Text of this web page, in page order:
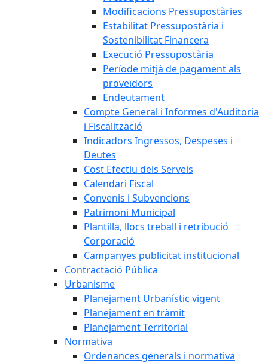
Modificacions Pressupostàries
Estabilitat Pressupostària i
Sostenibilitat Financera
Execució Pressupostària
Període mitjà de pagament als
proveïdors
Endeutament
Compte General i Informes d'Auditoria
i Fiscalització
Indicadors Ingressos, Despeses i
Deutes
Cost Efectiu dels Serveis
Calendari Fiscal
Convenis i Subvencions
Patrimoni Municipal
Plantilla, llocs treball i retribució
Corporació
Campanyes publicitat institucional
Contractació Pública
Urbanisme
Planejament Urbanístic vigent
Planejament en tràmit
Planejament Territorial
Normativa
Ordenances generals i normativa